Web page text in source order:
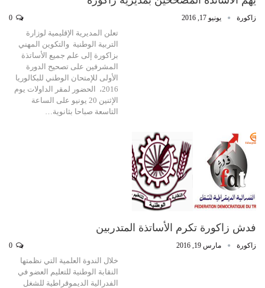
زاكورة يونيو 17, 2016
تعلن المديرية الإقليمية لوزارة
التربية الوطنية والتكوين المهني
بزاكورة إلى علم جميع الأساتذة
المشرفين على تصحيح الدورة
الأولى للإمتحان الوطني للبكالوريا
2016، الحضور لمقر الداولات يوم
الإثنين 20 يونيو على الساعة
التاسعة صباحا بثانوية…
فدش زاكورة تكرم الأساتذة المتدربين
زاكورة مارس 19, 2016
خلال الندوة العلمية التي نظمتها
النقابة الوطنية للتعليم العضو في
الفدرالية الديموقراطية للشغل